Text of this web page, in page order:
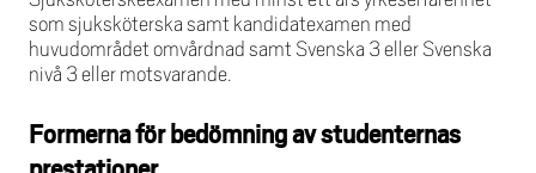
som sjuksköterska samt kandidatexamen med
huvudområdet omvårdnad samt Svenska 3 eller Svenska
nivå 3 eller motsvarande.
Formerna för bedömning av studenternas